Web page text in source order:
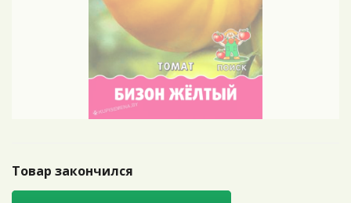
Товар закончился